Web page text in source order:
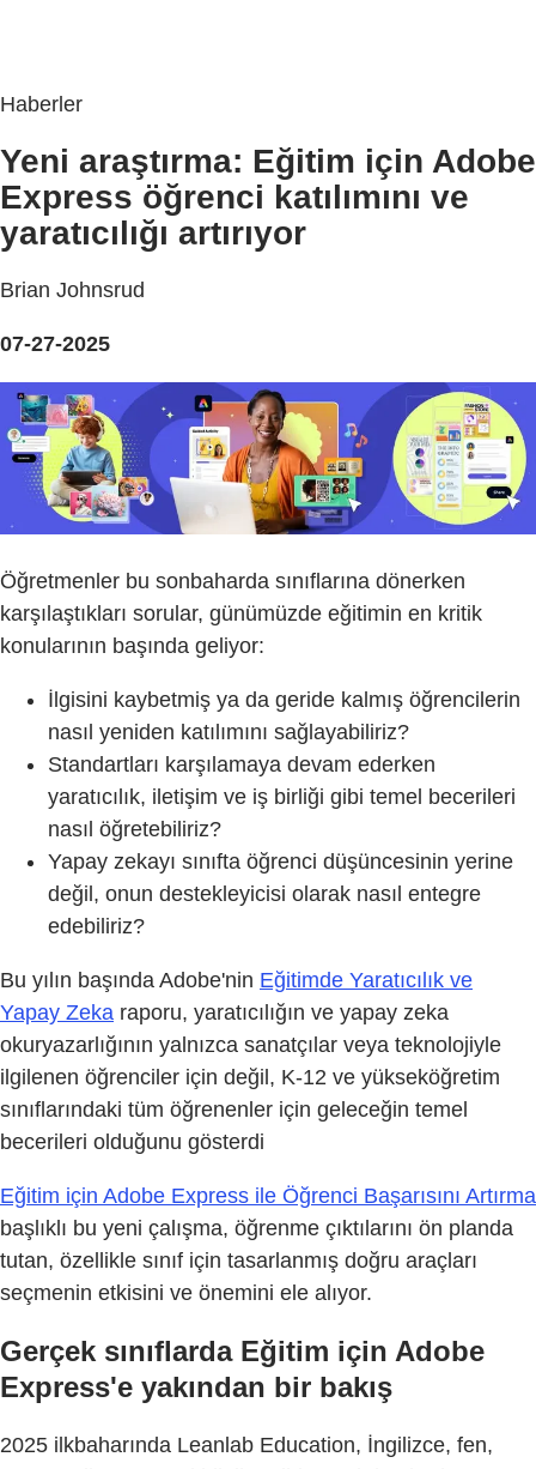
Haberler
Yeni araştırma: Eğitim için Adobe
Express öğrenci katılımını ve
yaratıcılığı artırıyor
Brian Johnsrud
07-27-2025
Öğretmenler bu sonbaharda sınıflarına dönerken
karşılaştıkları sorular, günümüzde eğitimin en kritik
konularının başında geliyor:
İlgisini kaybetmiş ya da geride kalmış öğrencilerin
nasıl yeniden katılımını sağlayabiliriz?
Standartları karşılamaya devam ederken
yaratıcılık, iletişim ve iş birliği gibi temel becerileri
nasıl öğretebiliriz?
Yapay zekayı sınıfta öğrenci düşüncesinin yerine
değil, onun destekleyicisi olarak nasıl entegre
edebiliriz?
Bu yılın başında Adobe'nin Eğitimde Yaratıcılık ve
Yapay Zeka raporu, yaratıcılığın ve yapay zeka
okuryazarlığının yalnızca sanatçılar veya teknolojiyle
ilgilenen öğrenciler için değil, K-12 ve yükseköğretim
sınıflarındaki tüm öğrenenler için geleceğin temel
becerileri olduğunu gösterdi
Eğitim için Adobe Express ile Öğrenci Başarısını Artırma
başlıklı bu yeni çalışma, öğrenme çıktılarını ön planda
tutan, özellikle sınıf için tasarlanmış doğru araçları
seçmenin etkisini ve önemini ele alıyor.
Gerçek sınıflarda Eğitim için Adobe
Express'e yakından bir bakış
2025 ilkbaharında Leanlab Education, İngilizce, fen,